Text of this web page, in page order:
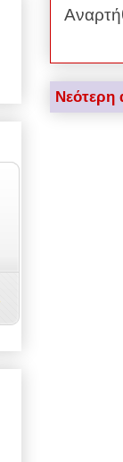
Νεότερη